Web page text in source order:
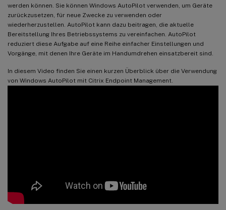
werden können. Sie können Windows AutoPilot verwenden, um Geräte
zurückzusetzen, für neue Zwecke zu verwenden oder
wiederherzustellen. AutoPilot kann dazu beitragen, die aktuelle
Bereitstellung Ihres Betriebssystems zu vereinfachen. AutoPilot
reduziert diese Aufgabe auf eine Reihe einfacher Einstellungen und
Vorgänge, mit denen Ihre Geräte im Handumdrehen einsatzbereit sind.
In diesem Video finden Sie einen kurzen Überblick über die Verwendung
von Windows AutoPilot mit Citrix Endpoint Management.